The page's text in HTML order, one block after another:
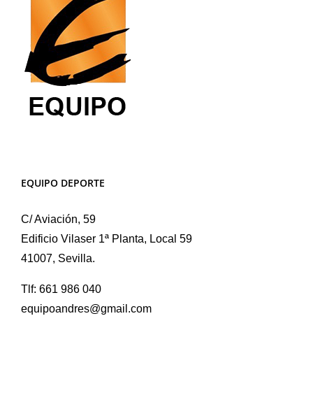
EQUIPO DEPORTE
C/ Aviación, 59
Edificio Vilaser 1ª Planta, Local 59
41007, Sevilla.
Tlf: 661 986 040
equipoandres@gmail.com